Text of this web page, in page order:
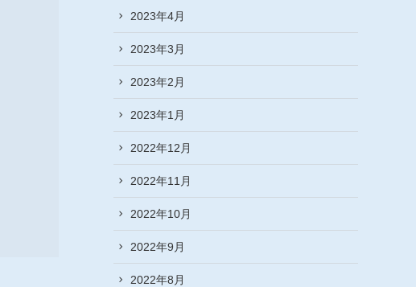
2023年4月
2023年3月
2023年2月
2023年1月
2022年12月
2022年11月
2022年10月
2022年9月
2022年8月